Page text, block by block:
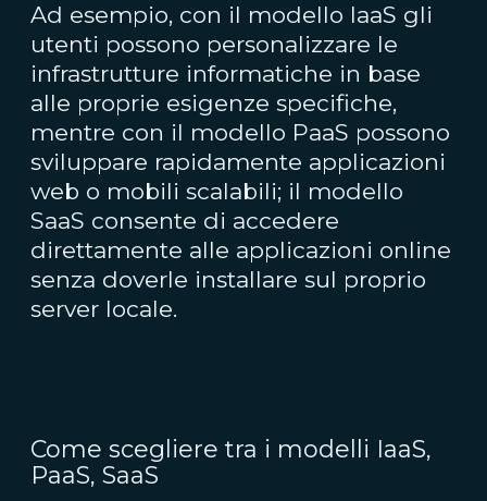
Ad esempio, con il modello IaaS gli
utenti possono personalizzare le
infrastrutture informatiche in base
alle proprie esigenze specifiche,
mentre con il modello PaaS possono
sviluppare rapidamente applicazioni
web o mobili scalabili; il modello
SaaS consente di accedere
direttamente alle applicazioni online
senza doverle installare sul proprio
server locale.
Come scegliere tra i modelli IaaS,
PaaS, SaaS